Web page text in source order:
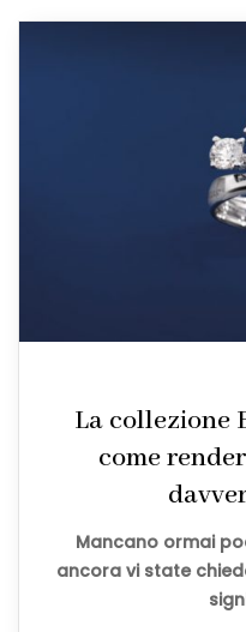
La collezione
come
Mancano ormai
ancora vi state